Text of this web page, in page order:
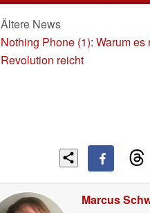
Ältere News
Nothing Phone (1): Warum es
Revolution reicht
Marcus